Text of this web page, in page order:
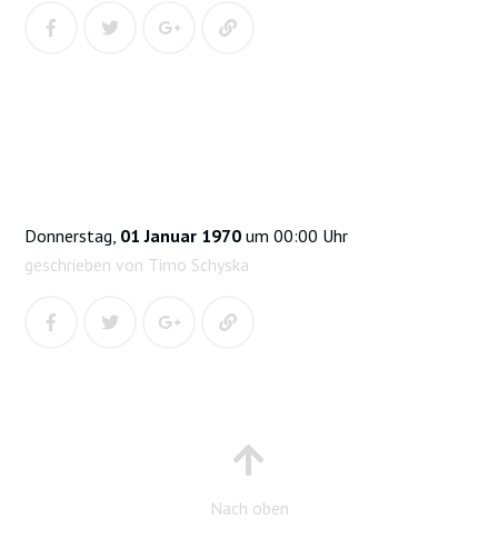
Donnerstag, 01 Januar 1970 um 00:00 Uhr
geschrieben von Timo Schyska
Nach oben